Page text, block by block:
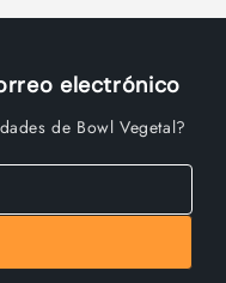
electrónico
de Bowl Vegetal?